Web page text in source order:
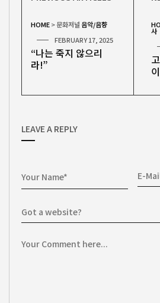
HOME>문화저널 음악/음향
FEBRUARY 17, 2025
“나는 죽지 않으리
라!”
사
LEAVE A REPLY